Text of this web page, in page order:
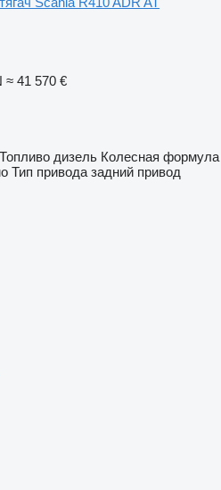
≈ 41 570 €
Топливо дизель Колесная формула
Тип привода задний привод